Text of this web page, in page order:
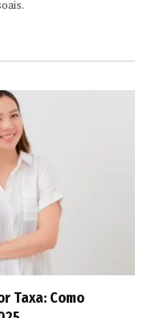
Taxa: Como